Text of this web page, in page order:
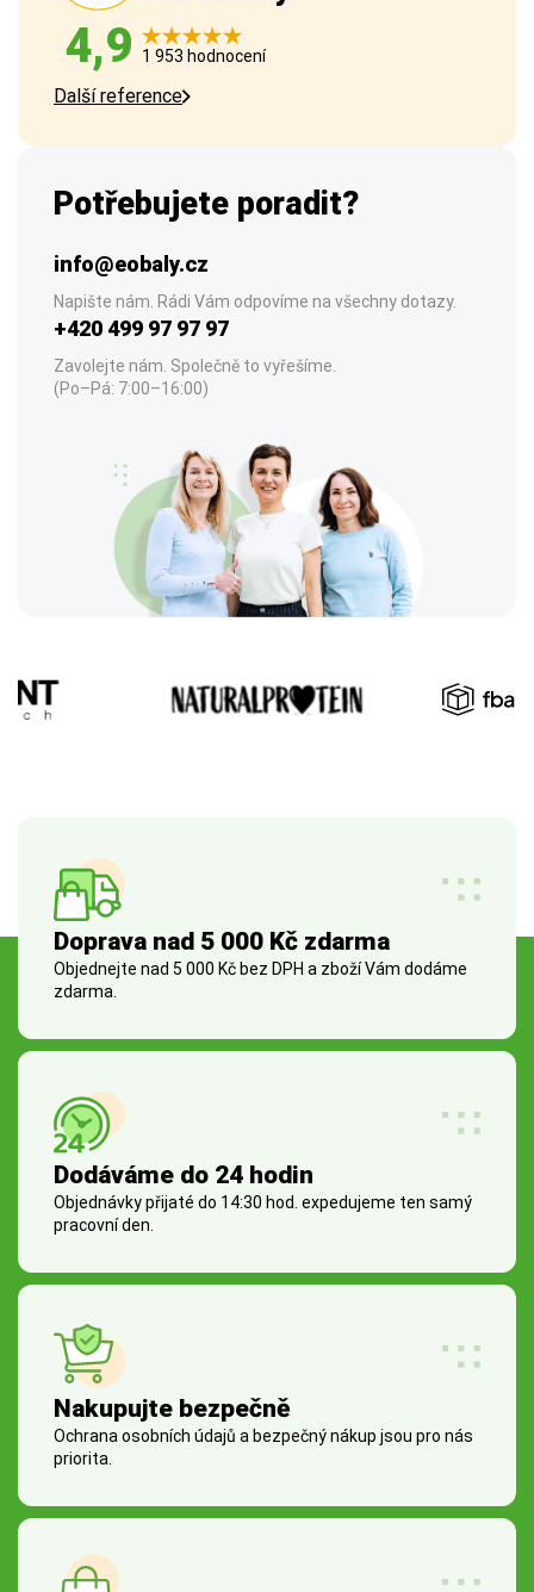
4,9 1 953 hodnocení
Další reference
Potřebujete poradit?
info@eobaly.cz
Napište nám. Rádi Vám odpovíme na všechny dotazy.
+420 499 97 97 97
Zavolejte nám. Společně to vyřešíme.
(Po–Pá: 7:00–16:00)
Doprava nad 5 000 Kč zdarma
Objednejte nad 5 000 Kč bez DPH a zboží Vám dodáme
zdarma.
Dodáváme do 24 hodin
Objednávky přijaté do 14:30 hod. expedujeme ten samý
pracovní den.
Nakupujte bezpečně
Ochrana osobních údajů a bezpečný nákup jsou pro nás
priorita.